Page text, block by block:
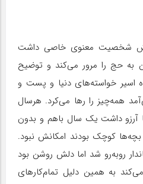
شخصیت معنوی خاصی داشت
به حج را مرور می‌کند و توضیح
اسیر خواسته‌های دنیا و پست و
همه‌چیز را رها می‌کرد. هرسال
آرزو داشت یک سال باهم و بدون
کوچک بودند امکانش نبود.
روبه‌رو شد اما دلش روشن بود
به همین دلیل تمام‌کارهای